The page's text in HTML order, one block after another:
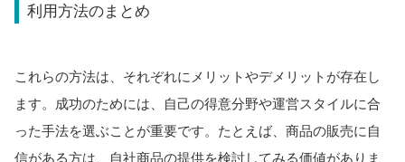
利用方法のまとめ
これらの方法は、それぞれにメリットやデメリットが存在し
ます。成功のためには、自己の得意分野や運営スタイルに合
った手法を選ぶことが重要です。たとえば、商品の販売に自
信がある方は、自社商品の提供を検討してみる価値がありま